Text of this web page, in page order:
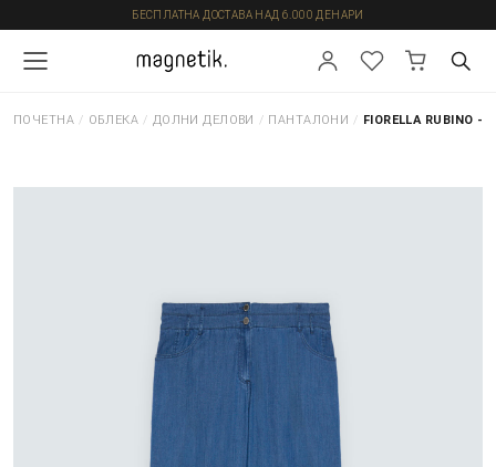
БЕСПЛАТНА ДОСТАВА НАД 6.000 ДЕНАРИ
ПОЧЕТНА / ОБЛЕКА / ДОЛНИ ДЕЛОВИ / ПАНТАЛОНИ / FIORELLA RUBINO